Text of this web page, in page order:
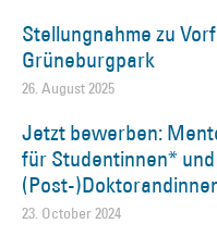
Stellungnahme zu
Grüneburgpark
26. August 2025
Jetzt bewerben:
für Studentinnen* und
(Post-
23. October 2024